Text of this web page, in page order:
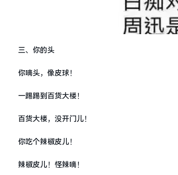
三、你的头
你嘀头，像皮球！
一踢踢到百货大楼！
百货大楼，没开门儿！
你吃个辣椒皮儿！
辣椒皮儿！怪辣嘀！